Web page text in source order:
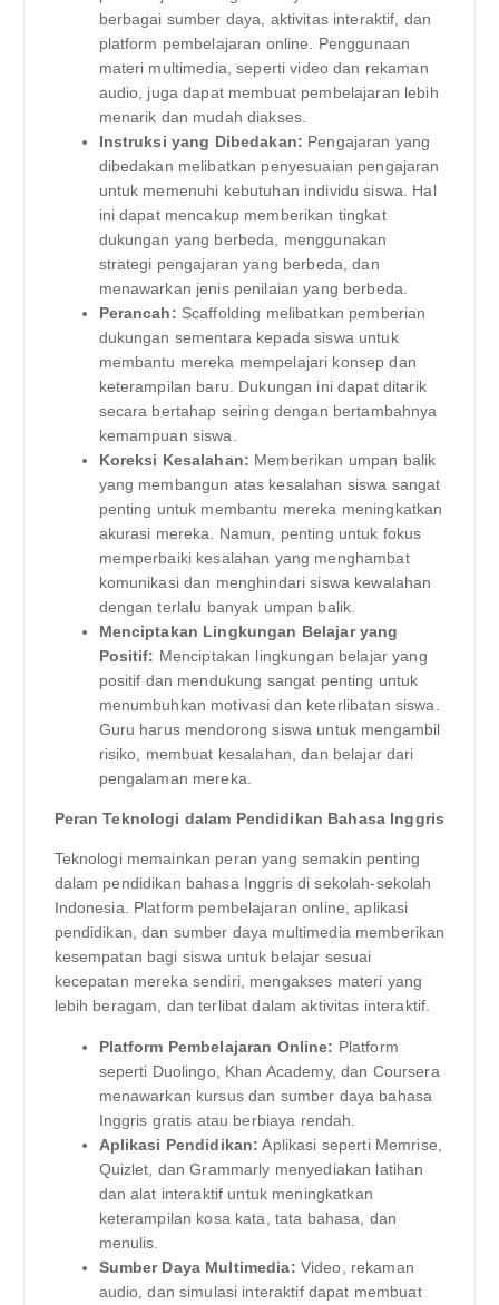
berbagai sumber daya, aktivitas interaktif, dan
platform pembelajaran online. Penggunaan
materi multimedia, seperti video dan rekaman
audio, juga dapat membuat pembelajaran lebih
menarik dan mudah diakses.
Instruksi yang Dibedakan: Pengajaran yang
dibedakan melibatkan penyesuaian pengajaran
untuk memenuhi kebutuhan individu siswa. Hal
ini dapat mencakup memberikan tingkat
dukungan yang berbeda, menggunakan
strategi pengajaran yang berbeda, dan
menawarkan jenis penilaian yang berbeda.
Perancah: Scaffolding melibatkan pemberian
dukungan sementara kepada siswa untuk
membantu mereka mempelajari konsep dan
keterampilan baru. Dukungan ini dapat ditarik
secara bertahap seiring dengan bertambahnya
kemampuan siswa.
Koreksi Kesalahan: Memberikan umpan balik
yang membangun atas kesalahan siswa sangat
penting untuk membantu mereka meningkatkan
akurasi mereka. Namun, penting untuk fokus
memperbaiki kesalahan yang menghambat
komunikasi dan menghindari siswa kewalahan
dengan terlalu banyak umpan balik.
Menciptakan Lingkungan Belajar yang
Positif: Menciptakan lingkungan belajar yang
positif dan mendukung sangat penting untuk
menumbuhkan motivasi dan keterlibatan siswa.
Guru harus mendorong siswa untuk mengambil
risiko, membuat kesalahan, dan belajar dari
pengalaman mereka.
Peran Teknologi dalam Pendidikan Bahasa Inggris
Teknologi memainkan peran yang semakin penting
dalam pendidikan bahasa Inggris di sekolah-sekolah
Indonesia. Platform pembelajaran online, aplikasi
pendidikan, dan sumber daya multimedia memberikan
kesempatan bagi siswa untuk belajar sesuai
kecepatan mereka sendiri, mengakses materi yang
lebih beragam, dan terlibat dalam aktivitas interaktif.
Platform Pembelajaran Online: Platform
seperti Duolingo, Khan Academy, dan Coursera
menawarkan kursus dan sumber daya bahasa
Inggris gratis atau berbiaya rendah.
Aplikasi Pendidikan: Aplikasi seperti Memrise,
Quizlet, dan Grammarly menyediakan latihan
dan alat interaktif untuk meningkatkan
keterampilan kosa kata, tata bahasa, dan
menulis.
Sumber Daya Multimedia: Video, rekaman
audio, dan simulasi interaktif dapat membuat